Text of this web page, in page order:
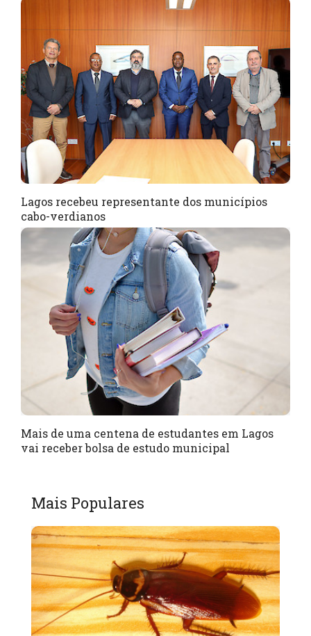
Lagos recebeu representante dos municípios
cabo-verdianos
Mais de uma centena de estudantes em Lagos
vai receber bolsa de estudo municipal
Mais Populares